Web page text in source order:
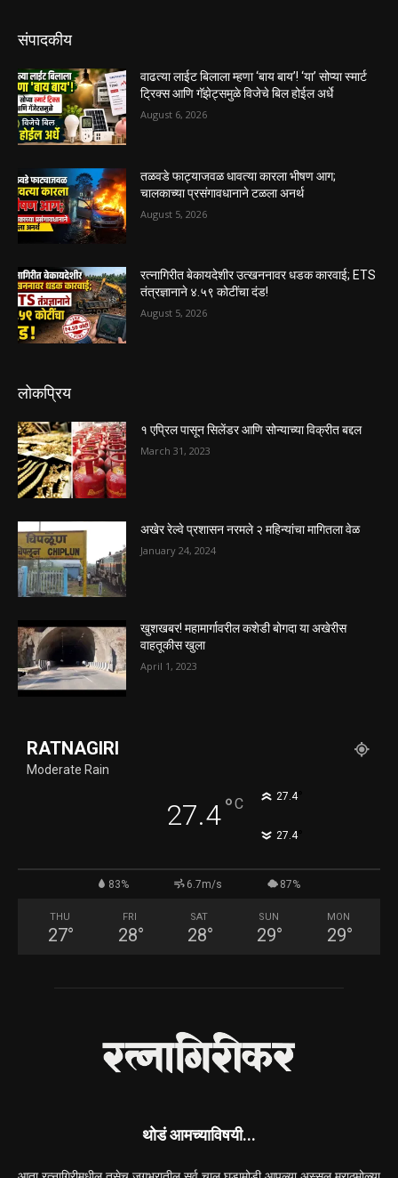
संपादकीय
वाढत्या लाईट बिलाला म्हणा ‘बाय बाय’! ‘या’ सोप्या स्मार्ट
ट्रिक्स आणि गॅझेट्समुळे विजेचे बिल होईल अर्धे
August 6, 2026
तळवडे फाट्याजवळ धावत्या कारला भीषण आग;
चालकाच्या प्रसंगावधानाने टळला अनर्थ
August 5, 2026
रत्नागिरीत बेकायदेशीर उत्खननावर धडक कारवाई; ETS
तंत्रज्ञानाने ४.५९ कोटींचा दंड!
August 5, 2026
लोकप्रिय
१ एप्रिल पासून सिलेंडर आणि सोन्याच्या विक्रीत बद्दल
March 31, 2023
अखेर रेल्वे प्रशासन नरमले २ महिन्यांचा मागितला वेळ
January 24, 2024
खुशखबर! महामार्गावरील कशेडी बोगदा या अखेरीस
वाहतूकीस खुला
April 1, 2023
RATNAGIRI
Moderate Rain
27.4°C 27.4°
27.4°
83% 6.7m/s 87%
THU
27°
FRI
28°
SAT
28°
SUN
29°
MON
29°
थोडं आमच्याविषयी...